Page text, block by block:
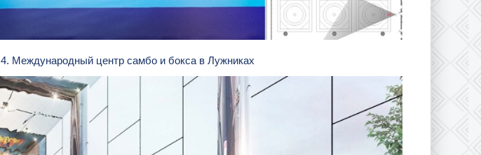
4. Международный центр самбо и бокса в Лужниках